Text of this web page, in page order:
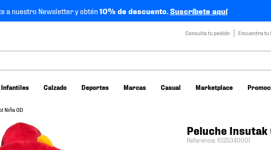
a nuestro Newsletter y obtén10% de descuento.Suscríbete aquí
Consulta tu pedido Encuentra tu
Infantiles Calzado Deportes Marcas Casual Marketplace
Niña GD
Peluche Insutak
Referencia:1025340001